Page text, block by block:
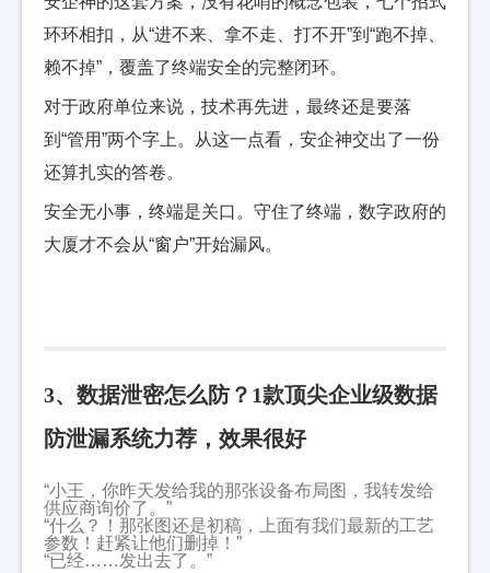
环环相扣，从“进不来、拿不走、打不开”到“跑不掉、
赖不掉”，覆盖了终端安全的完整闭环。
对于政府单位来说，技术再先进，最终还是要落
到“管用”两个字上。从这一点看，安企神交出了一份
还算扎实的答卷。
安全无小事，终端是关口。守住了终端，数字政府的
大厦才不会从“窗户”开始漏风。
3、数据泄密怎么防？1款顶尖企业级数据
防泄漏系统力荐，效果很好
“小王，你昨天发给我的那张设备布局图，我转发给
供应商询价了。”
“什么？！那张图还是初稿，上面有我们最新的工艺
参数！赶紧让他们删掉！”
“已经……发出去了。”